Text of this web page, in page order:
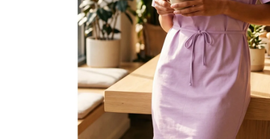
VOLNÝ STŘIH
106 Kč